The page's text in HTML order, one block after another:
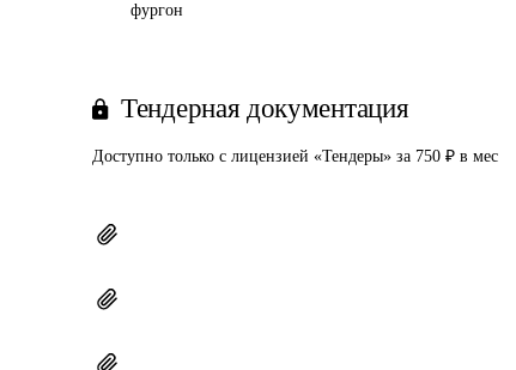
фургон
Тендерная документация
Доступно только с лицензией «Тендеры» за 750 ₽ в мес